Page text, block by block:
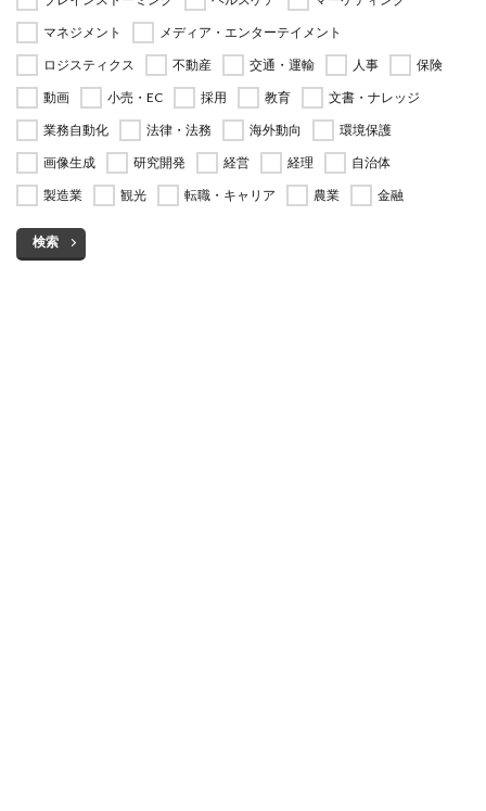
マネジメント
メディア・エンターテイメント
ロジスティクス
不動産 交通・運輸 人事
保険
動画
小売・EC 採用 教育
文書・ナレッジ
業務自動化
法律・法務 海外動向
環境保護
画像生成
研究開発 経営 経理
自治体
製造業
観光 転職・キャリア 農業 金融
検索